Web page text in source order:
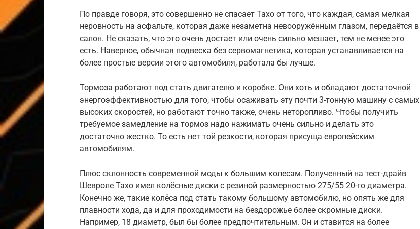
По правде говоря, это совершенно не спасает Тахо от того, что каждая, самая мелкая
неровность на асфальте, которая даже незаметна невооружённым глазом, передаётся в
салон. Не сказать, что это очень достает или очень сильно мешает, тем не менее это
есть. Наверное, обычная подвеска без сервомагнетика, которая устанавливается на
более простые версии этого автомобиля, работала бы лучше.
Тормоза работают под стать двигателю и коробке. Они хоть и обладают достаточной
энергоэффективностью для того, чтобы осаживать эту почти 3-тонную машину с самых
высоких скоростей, но работают точно также, очень неторопливо. Чтобы получить
требуемое замедление на тормоз надо нажимать очень сильно и делать это
достаточно жестко. То есть нет той резкости, которая присуща европейским
автомобилям.
Плюс склонность современной моды к большим колесам. Полученный на тест-драйв
Шевроле Тахо имел колёсные диски с резиной размерностью 275/55 20-го диаметра.
Конечно же, такие колёса под стать такому большому автомобилю, но опять же для
плавности хода, да и для проходимости на бездорожье более скромные диски.
Например, 18 диаметр, был бы более предпочтительным. Он и ставится на более